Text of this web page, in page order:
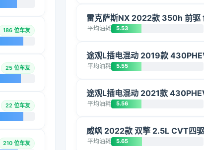
186 位车友
25 位车友
22 位车友
210 位车友
雷克萨斯NX 2022款 350h 前驱
平均油耗 5.53
途观L插电混动 2019款
平均油耗 5.55
途观L插电混动 2021款
平均油耗 5.56
威飒 2022款 双擎 2.5L CVT四
平均油耗 5.65